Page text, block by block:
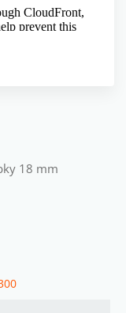
18 mm